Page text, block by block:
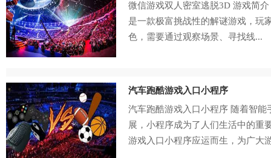
微信游戏双人密室逃脱3D 游戏简
是一款极富挑战性的解谜游戏，玩
色，需要通过观察场景、寻找线...
汽车跑酷游戏入口小程序
汽车跑酷游戏入口小程序 随着智能
展，小程序成为了人们生活中的重
游戏入口小程序应运而生，为广大